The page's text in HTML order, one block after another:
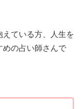
ている方、人生を
めの占い師さんで